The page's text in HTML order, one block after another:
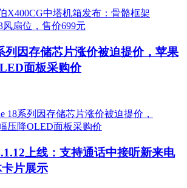
列因存储芯片涨价被迫提价，苹果
面板采购价
上线：支持通话中接听新来电
片展示